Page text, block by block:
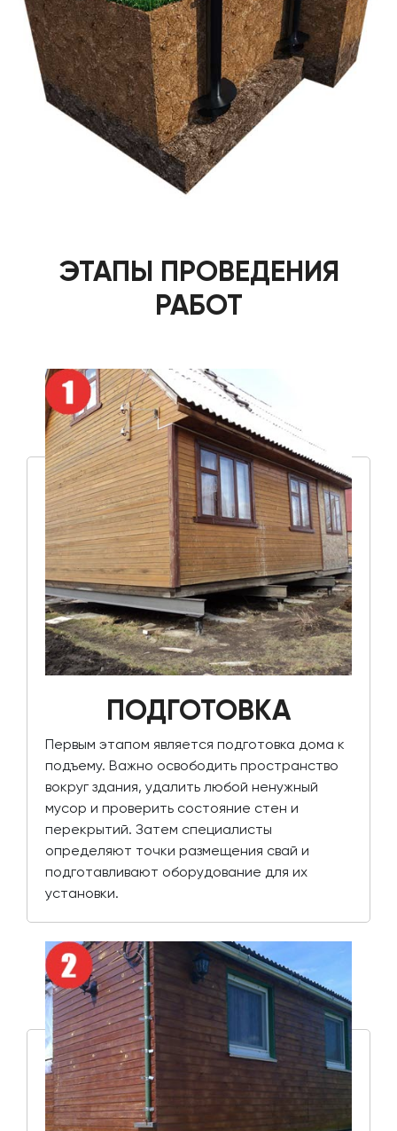
ЭТАПЫ ПРОВЕДЕНИЯ
РАБОТ
ПОДГОТОВКА
Первым этапом является подготовка дома к
подъему. Важно освободить пространство
вокруг здания, удалить любой ненужный
мусор и проверить состояние стен и
перекрытий. Затем специалисты
определяют точки размещения свай и
подготавливают оборудование для их
установки.